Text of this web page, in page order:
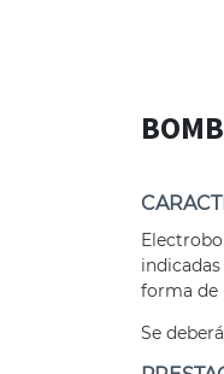
forma de
Se